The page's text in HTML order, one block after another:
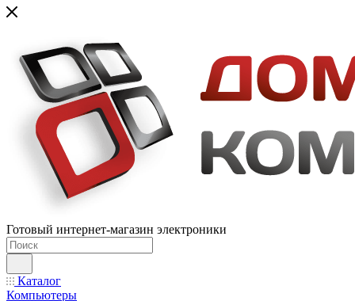
Готовый интернет-магазин электроники
Каталог
Компьютеры